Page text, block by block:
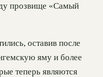
прозвище «Самый
оставив после
яму и более
теперь являются